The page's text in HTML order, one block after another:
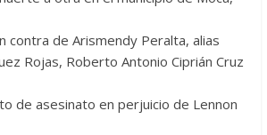
contra de Arismendy Peralta, alias
Rojas, Roberto Antonio Ciprián Cruz
de asesinato en perjuicio de Lennon